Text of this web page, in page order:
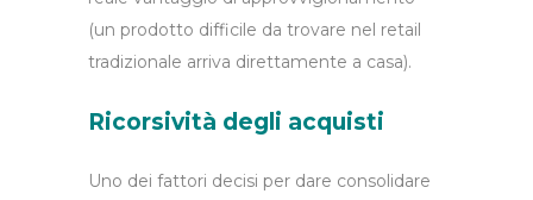
(un prodotto difficile da trovare nel retail
tradizionale arriva direttamente a casa).
Ricorsività degli acquisti
Uno dei fattori decisi per dare consolidare